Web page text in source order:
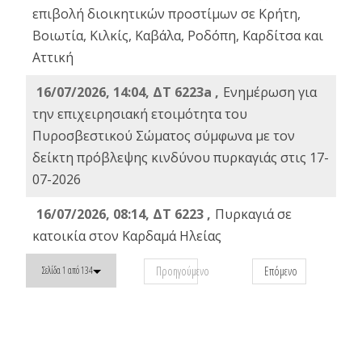
επιβολή διοικητικών προστίμων σε Κρήτη,
Βοιωτία, Κιλκίς, Καβάλα, Ροδόπη, Καρδίτσα και
Αττική
16/07/2026, 14:04, ΔΤ 6223a , Ενημέρωση για
την επιχειρησιακή ετοιμότητα του
Πυροσβεστικού Σώματος σύμφωνα με τον
δείκτη πρόβλεψης κινδύνου πυρκαγιάς στις 17-
07-2026
16/07/2026, 08:14, ΔΤ 6223 , Πυρκαγιά σε
κατοικία στον Καρδαμά Ηλείας
Σελίδα 1 από 134 Προηγούμενο Επόμενο